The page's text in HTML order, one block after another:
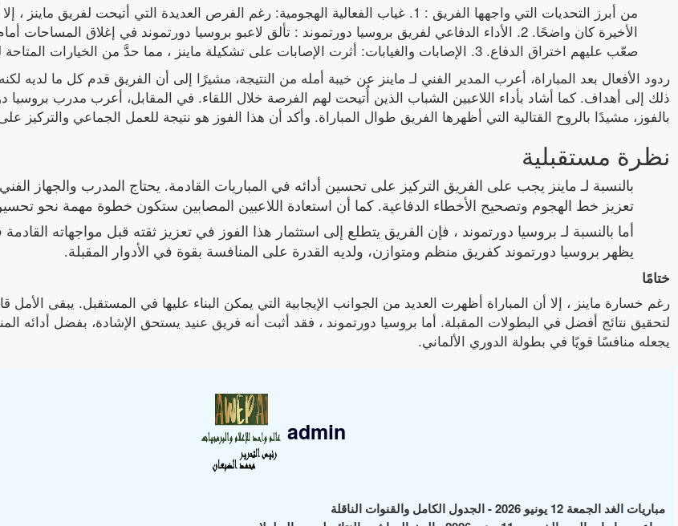
من أبرز التحديات التي واجهها الفريق : 1. غياب الفعالية الهجومية: رغم الفرص العديدة التي أتيحت لفريق
الأخيرة كان واضحًا. 2. الأداء الدفاعي لفريق بروسيا دورتموند : تألق لاعبو بروسيا دورتموند في إغلاق
صعّب عليهم اختراق الدفاع. 3. الإصابات والغيابات: أثرت الإصابات على تشكيلة ماينز ، مما حدَّ من الخيارات المتاحة للمدرب.
ردود الأفعال بعد المباراة، أعرب المدير الفني لـ ماينز عن خيبة أمله من النتيجة، مشيرًا إلى أن الفريق قدم كل ما لديه
ذلك إلى أهداف. كما أشاد بأداء اللاعبين الشباب الذين أُتيحت لهم الفرصة خلال اللقاء. في المقابل، أعرب مدرب بروسيا
بالفوز، مشيدًا بالروح القتالية التي أظهرها الفريق طوال المباراة. وأكد أن هذا الفوز هو نتيجة للعمل الجماعي والتركيز
نظرة مستقبلية
بالنسبة لـ ماينز يجب على الفريق التركيز على تحسين أدائه في المباريات القادمة. يحتاج المدرب والجهاز
تعزيز خط الهجوم وتصحيح الأخطاء الدفاعية. كما أن استعادة اللاعبين المصابين ستكون خطوة مهمة نحو تحسين
أما بالنسبة لـ بروسيا دورتموند ، فإن الفريق يتطلع إلى استثمار هذا الفوز في تعزيز ثقته قبل مواجهاته
يظهر بروسيا دورتموند كفريق منظم ومتوازن، ولديه القدرة على المنافسة بقوة في الأدوار المقبلة.
ختامًا
رغم خسارة ماينز ، إلا أن المباراة أظهرت العديد من الجوانب الإيجابية التي يمكن البناء عليها في المستقبل. يبقى الأمل
لتحقيق نتائج أفضل في البطولات المقبلة. أما بروسيا دورتموند ، فقد أثبت أنه فريق عنيد يستحق الإشادة، بفضل أدائه
يجعله منافسًا قويًا في بطولة الدوري الألماني.
admin
مباريات الغد الجمعة 12 يونيو 2026 - الجدول الكامل والقنوات الناقلة